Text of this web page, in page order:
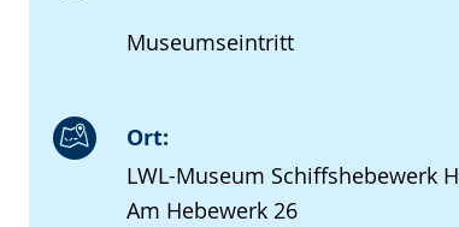
Museumseintritt
Ort:
LWL-Museum Schiffshebewerk
Am Hebewerk 26